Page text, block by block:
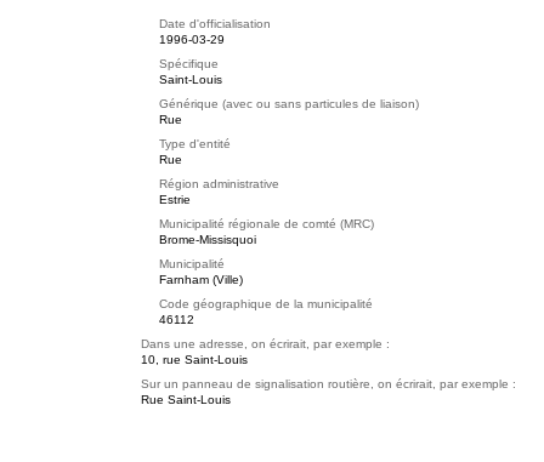
Date d'officialisation
1996-03-29
Spécifique
Saint-Louis
Générique (avec ou sans particules de liaison)
Rue
Type d'entité
Rue
Région administrative
Estrie
Municipalité régionale de comté (MRC)
Brome-Missisquoi
Municipalité
Farnham (Ville)
Code géographique de la municipalité
46112
Dans une adresse, on écrirait, par exemple :
10, rue Saint-Louis
Sur un panneau de signalisation routière, on écrirait, par exemple :
Rue Saint-Louis